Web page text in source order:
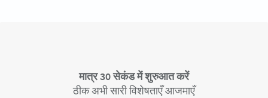
मात्र 30 सेकंड में शुरुआत करें
ठीक अभी सारी विशेषताएँ आजमाएँ